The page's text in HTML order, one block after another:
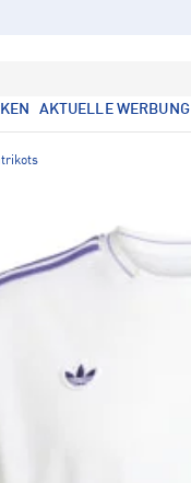
AKTUELLE WERBUNG